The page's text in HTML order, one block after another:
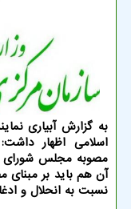
به گزارش آبیاری
اسلامی اظهار
مصوبه مجلس شورای
آن هم باید بر
نسبت به انحلال و